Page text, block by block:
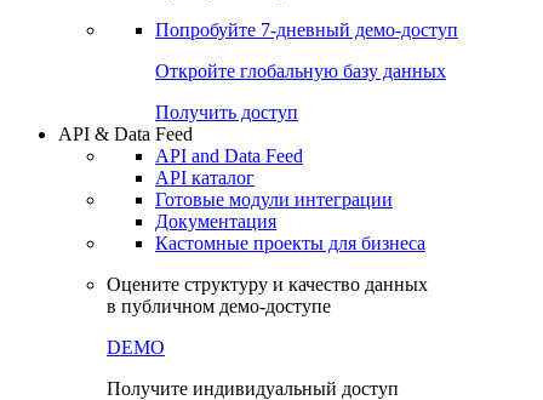
Попробуйте 7-дневный демо-доступ
Откройте глобальную базу данных
Получить доступ
API & Data Feed
API and Data Feed
API каталог
Готовые модули интеграции
Документация
Кастомные проекты для бизнеса
Оцените структуру и качество данных
в публичном демо-доступе
DEMO
Получите индивидуальный доступ